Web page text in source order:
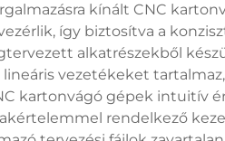
kínált CNC
így biztosítva a
alkatrészekből
vezetékeket
kartonvágó gépek intuitív
rendelkező